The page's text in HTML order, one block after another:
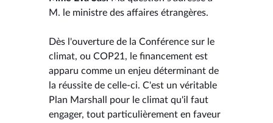
M. le ministre des affaires étrangères.
Dès l'ouverture de la Conférence sur le
climat, ou COP21, le financement est
apparu comme un enjeu déterminant de
la réussite de celle-ci. C'est un véritable
Plan Marshall pour le climat qu'il faut
engager, tout particulièrement en faveur